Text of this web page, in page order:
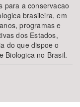
para a conservacao
brasileira, em
programas e
dos Estados,
do que dispoe o
Biologica no Brasil.